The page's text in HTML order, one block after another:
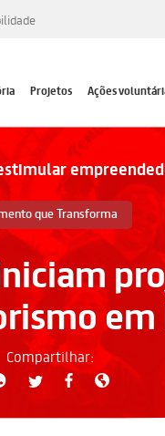
Projetos Ações
que Transforma
em
Compartilhar: